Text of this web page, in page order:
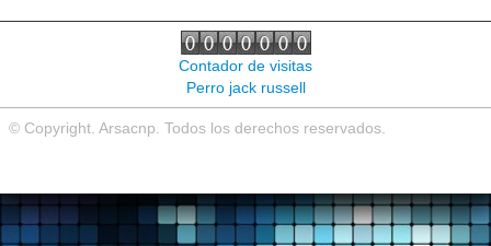
Contador de visitas
Perro jack russell
© Copyright. Arsacnp. Todos los derechos reservados.